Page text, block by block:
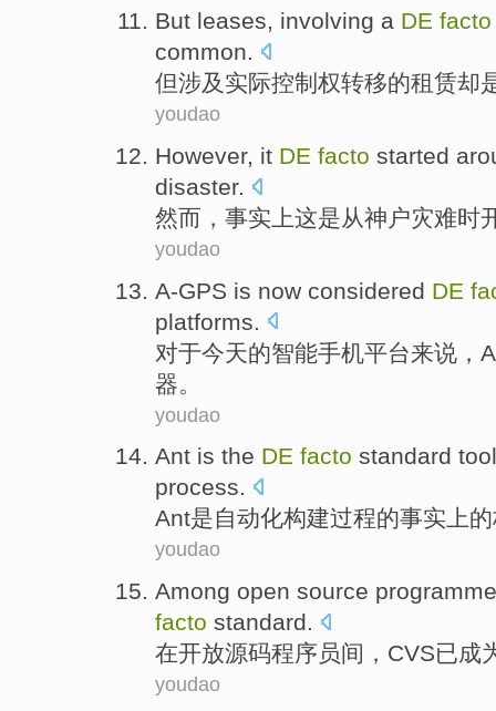
But leases, involving a DE facto
common.
但涉及 实际控制权转移的租赁却
youdao
However, it DE facto started
disaster.
然而 ， 事实上这是从神户灾难时
youdao
A-GPS is now considered DE
platforms
对于今天的智能手机平台来说，
器。
youdao
Ant is the DE facto standard tool
process.
Ant是自动化构建过程的事实上的
youdao
Among open source
facto standard.
在开放源码程序员间， CVS已成
youdao